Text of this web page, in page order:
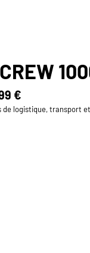
€
de logistique, transport